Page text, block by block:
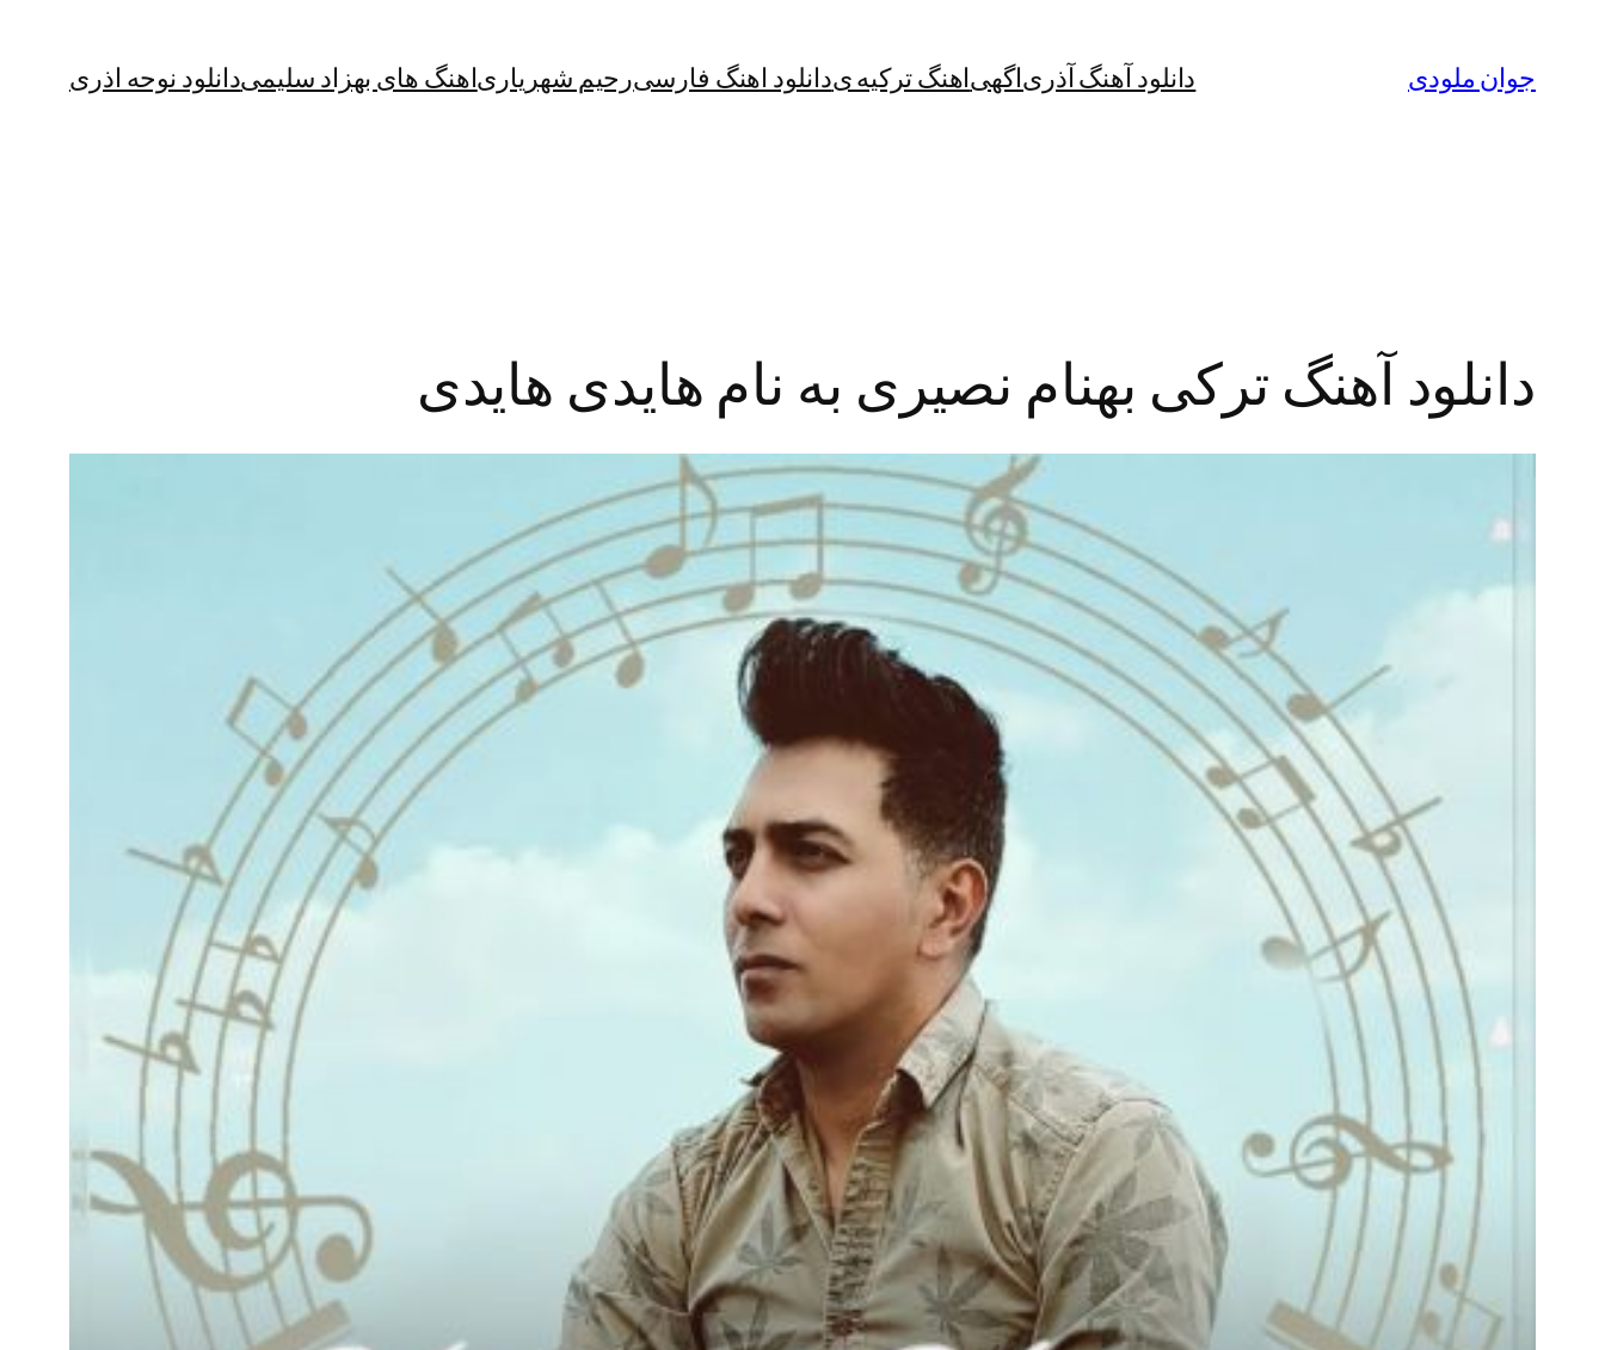
جوان ملودی دانلود آهنگ آذریاگهیاهنگ ترکیه یدانلود اهنگ فارسیرحیم شهریاریاهنگ های بهزاد سلیمیدانلود نوحه اذری
دانلود آهنگ ترکی بهنام نصیری به نام هایدی هایدی